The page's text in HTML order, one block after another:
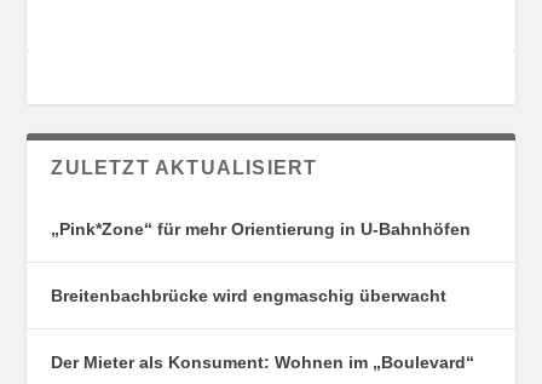
ZULETZT AKTUALISIERT
„Pink*Zone“ für mehr Orientierung in U-Bahnhöfen
Breitenbachbrücke wird engmaschig überwacht
Der Mieter als Konsument: Wohnen im „Boulevard“